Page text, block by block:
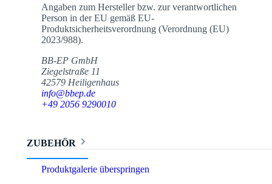
Angaben zum Hersteller bzw. zur verantwortlichen
Person in der EU gemäß EU-
Produktsicherheitsverordnung (Verordnung (EU)
2023/988).
BB-EP GmbH
Ziegelstraße 11
42579 Heiligenhaus
info@bbep.de
+49 2056 9290010
ZUBEHÖR
Produktgalerie überspringen